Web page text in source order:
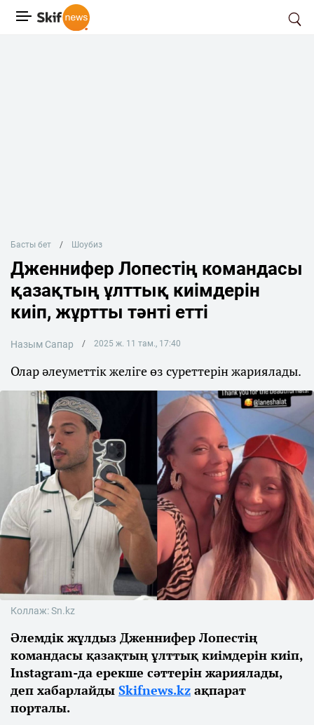
Басты бет Шоубиз
Дженнифер Лопестің командасы
қазақтың ұлттық киімдерін
киіп, жұртты тәнті етті
Назым Сапар 2025 ж. 11 там., 17:40
Олар әлеуметтік желіге өз суреттерін жариялады.
Коллаж: Sn.kz
Әлемдік жұлдыз Дженнифер Лопестің
командасы қазақтың ұлттық киімдерін киіп,
Instagram-да ерекше сәттерін жариялады,
деп хабарлайды Skifnews.kz ақпарат
порталы.